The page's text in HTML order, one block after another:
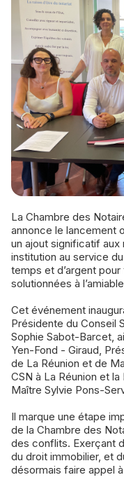
La Chambre des Notaires de La Réunion et de Mayotte
annonce le lancement
un ajout significatif
institution au service
temps et d’argent
solutionnées à
Cet événement
Présidente du Conseil
Sophie Sabot-Barcet,
Yen-Fond - Giraud,
de La Réunion et de
CSN à La Réunion et
Maître Sylvie Pons-
Il marque une étape
de la Chambre des
des conflits. Exerçant
du droit immobilier, et
désormais faire appel